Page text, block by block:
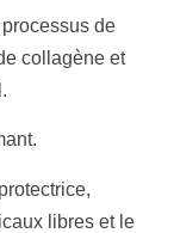
de
collagène et
libres et le